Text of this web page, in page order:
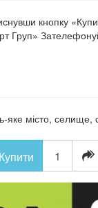
кнопку
Груп»
місто, селище,
Купити